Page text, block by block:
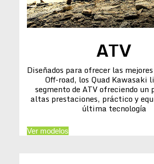
ATV
Diseñados para ofrecer las
Off-road, los Quad Kawasaki
segmento de ATV ofreciendo un
altas prestaciones, práctico y
última tecnología
Ver modelos